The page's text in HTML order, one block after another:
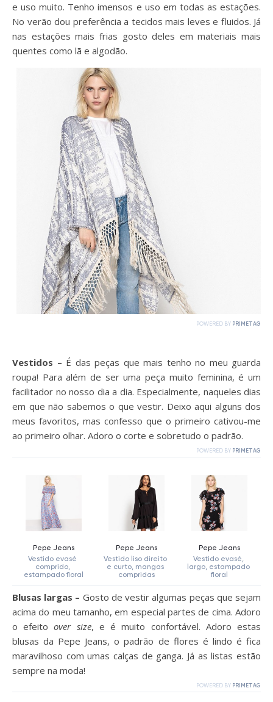
e uso muito. Tenho imensos e uso em todas as estações.
No verão dou preferência a tecidos mais leves e fluidos. Já
nas estações mais frias gosto deles em materiais mais
quentes como lã e algodão.
Vestidos – É das peças que mais tenho no meu guarda
roupa! Para além de ser uma peça muito feminina, é um
facilitador no nosso dia a dia. Especialmente, naqueles dias
em que não sabemos o que vestir. Deixo aqui alguns dos
meus favoritos, mas confesso que o primeiro cativou-me
ao primeiro olhar. Adoro o corte e sobretudo o padrão.
Blusas largas – Gosto de vestir algumas peças que sejam
acima do meu tamanho, em especial partes de cima. Adoro
o efeitoover size, e é muito confortável. Adoro estas
blusas da Pepe Jeans, o padrão de flores é lindo é fica
maravilhoso com umas calças de ganga. Já as listas estão
sempre na moda!